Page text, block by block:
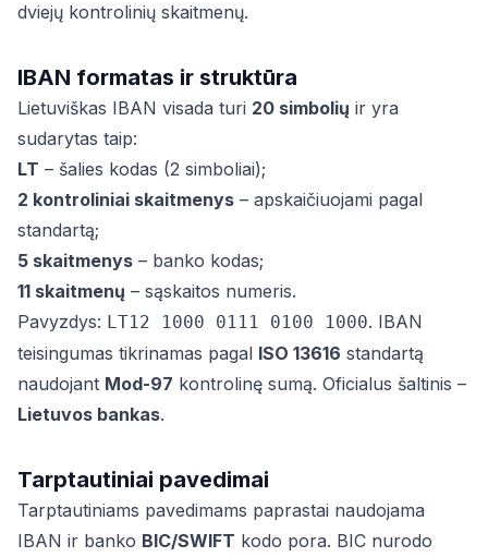
dviejų kontrolinių skaitmenų.
IBAN formatas ir struktūra
Lietuviškas IBAN visada turi 20 simbolių ir yra
sudarytas taip:
LT – šalies kodas (2 simboliai);
2 kontroliniai skaitmenys – apskaičiuojami pagal
standartą;
5 skaitmenys – banko kodas;
11 skaitmenų – sąskaitos numeris.
Pavyzdys: LT12 1000 0111 0100 1000. IBAN
teisingumas tikrinamas pagal ISO 13616 standartą
naudojant Mod-97 kontrolinę sumą. Oficialus šaltinis –
Lietuvos bankas.
Tarptautiniai pavedimai
Tarptautiniams pavedimams paprastai naudojama
IBAN ir banko BIC/SWIFT kodo pora. BIC nurodo